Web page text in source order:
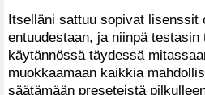
Itselläni sattuu sopivat lisenssit
entuudestaan, ja niinpä
käytännössä täydessä
muokkaamaan kaikkia
säätämään preseteistä